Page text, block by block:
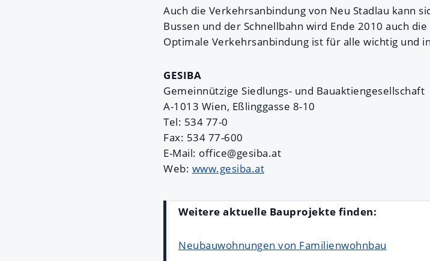
Auch die Verkehrsanbindung von Neu Stadlau kann
Bussen und der Schnellbahn wird Ende 2010 auch
Optimale Verkehrsanbindung ist für alle wichtig und
GESIBA
Gemeinnützige Siedlungs- und Bauaktiengesellschaft
A-1013 Wien, Eßlinggasse 8-10
Tel: 534 77-0
Fax: 534 77-600
E-Mail: office@gesiba.at
Web: www.gesiba.at
Weitere aktuelle Bauprojekte finden:
Neubauwohnungen von Familienwohnbau